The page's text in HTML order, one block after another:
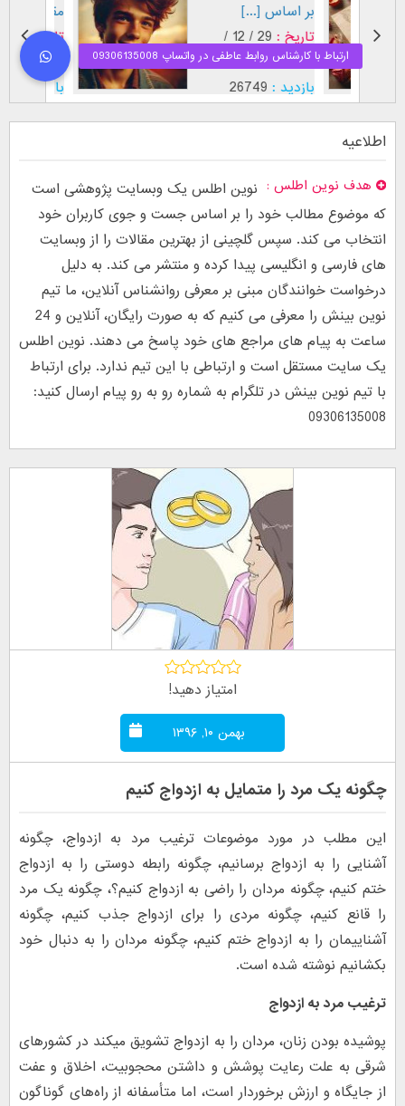
تاریخ :
1403
بازدید
بر اساس [...]
تاریخ :
1402
بازدید :26749
اطلاعیه
هدف نوین اطلس
نوین اطلس یک وبسایت پژوهشی است
که موضوع مطالب خود را بر اساس جست و جوی کاربران خود
انتخاب می کند. سپس گلچینی از بهترین مقالات را از وبسایت
های فارسی و انگلیسی پیدا کرده و منتشر می کند. به دلیل
درخواست خوانندگان مبنی بر معرفی روانشناس آنلاین، ما تیم
نوین بینش را معرفی می کنیم که به صورت رایگان، آنلاین و 24
ساعت به پیام های مراجع های خود پاسخ می دهند. نوین اطلس
یک سایت مستقل است و ارتباطی با این تیم ندارد. برای ارتباط
با تیم نوین بینش در تلگرام به شماره رو به رو پیام ارسال کنید:
09306135008
امتیاز دهید!
بهمن ۱۰, ۱۳۹۶
چگونه یک مرد را متمایل به ازدواج کنیم
این مطلب در مورد موضوعات ترغیب مرد به ازدواج، چگونه
آشنایی را به ازدواج برسانیم، چگونه رابطه دوستی را به ازدواج
ختم کنیم، چگونه مردان را راضی به ازدواج کنیم؟، چگونه یک مرد
را قانع کنیم، چگونه مردی را برای ازدواج جذب کنیم، چگونه
آشناییمان را به ازدواج ختم کنیم، چگونه مردان را به دنبال خود
بکشانیم نوشته شده است.
ترغیب مرد به ازدواج
پوشیده بودن زنان، مردان را به ازدواج تشویق می‏کند در کشورهای
شرقی به علت رعایت پوشش و داشتن محجوبیت، اخلاق و عفت
از جایگاه و ارزش برخوردار است، اما متأسفانه از راه‌های گوناگون